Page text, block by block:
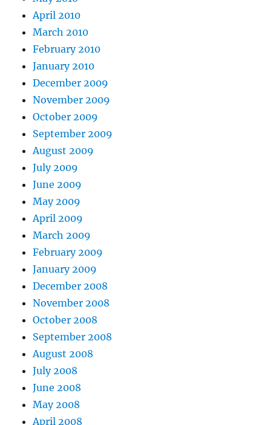
April 2010
March 2010
February 2010
January 2010
December 2009
November 2009
October 2009
September 2009
August 2009
July 2009
June 2009
May 2009
April 2009
March 2009
February 2009
January 2009
December 2008
November 2008
October 2008
September 2008
August 2008
July 2008
June 2008
May 2008
April 2008